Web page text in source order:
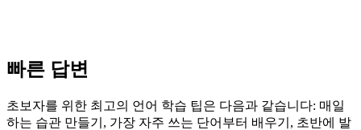
빠른 답변
초보자를 위한 최고의 언어 학습 팁은 다음과 같습니다: 매일
하는 습관 만들기, 가장 자주 쓰는 단어부터 배우기, 초반에 발